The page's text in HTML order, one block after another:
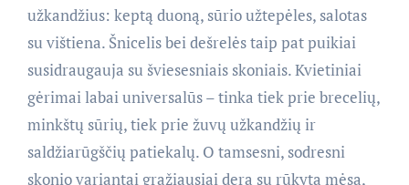
užkandžius: keptą duoną, sūrio užtepėles, salotas
su vištiena. Šnicelis bei dešrelės taip pat puikiai
susidraugauja su šviesesniais skoniais. Kvietiniai
gėrimai labai universalūs – tinka tiek prie brecelių,
minkštų sūrių, tiek prie žuvų užkandžių ir
saldžiarūgščių patiekalų. O tamsesni, sodresni
skonio variantai gražiausiai dera su rūkyta mėsa,